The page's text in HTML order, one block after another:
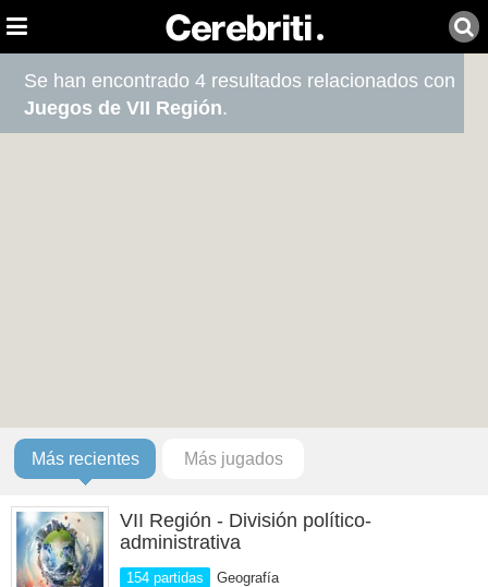
Se han encontrado 4 resultados relacionados con
Juegos de VII Región.
Más recientes Más jugados
VII Región - División político-
administrativa
154 partidas Geografía